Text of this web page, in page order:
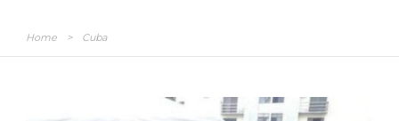
Home > Cuba